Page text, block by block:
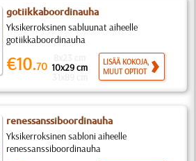
gotiikkaboordinauha
Yksikerroksinen sabluunat aiheelle
gotiikkaboordinauha
€10.70 10x29 cm
LISÄÄ KOKOJA,
MUUT OPTIOT
renessanssiboordinauha
Yksikerroksinen sabloni aiheelle
renessanssiboordinauha